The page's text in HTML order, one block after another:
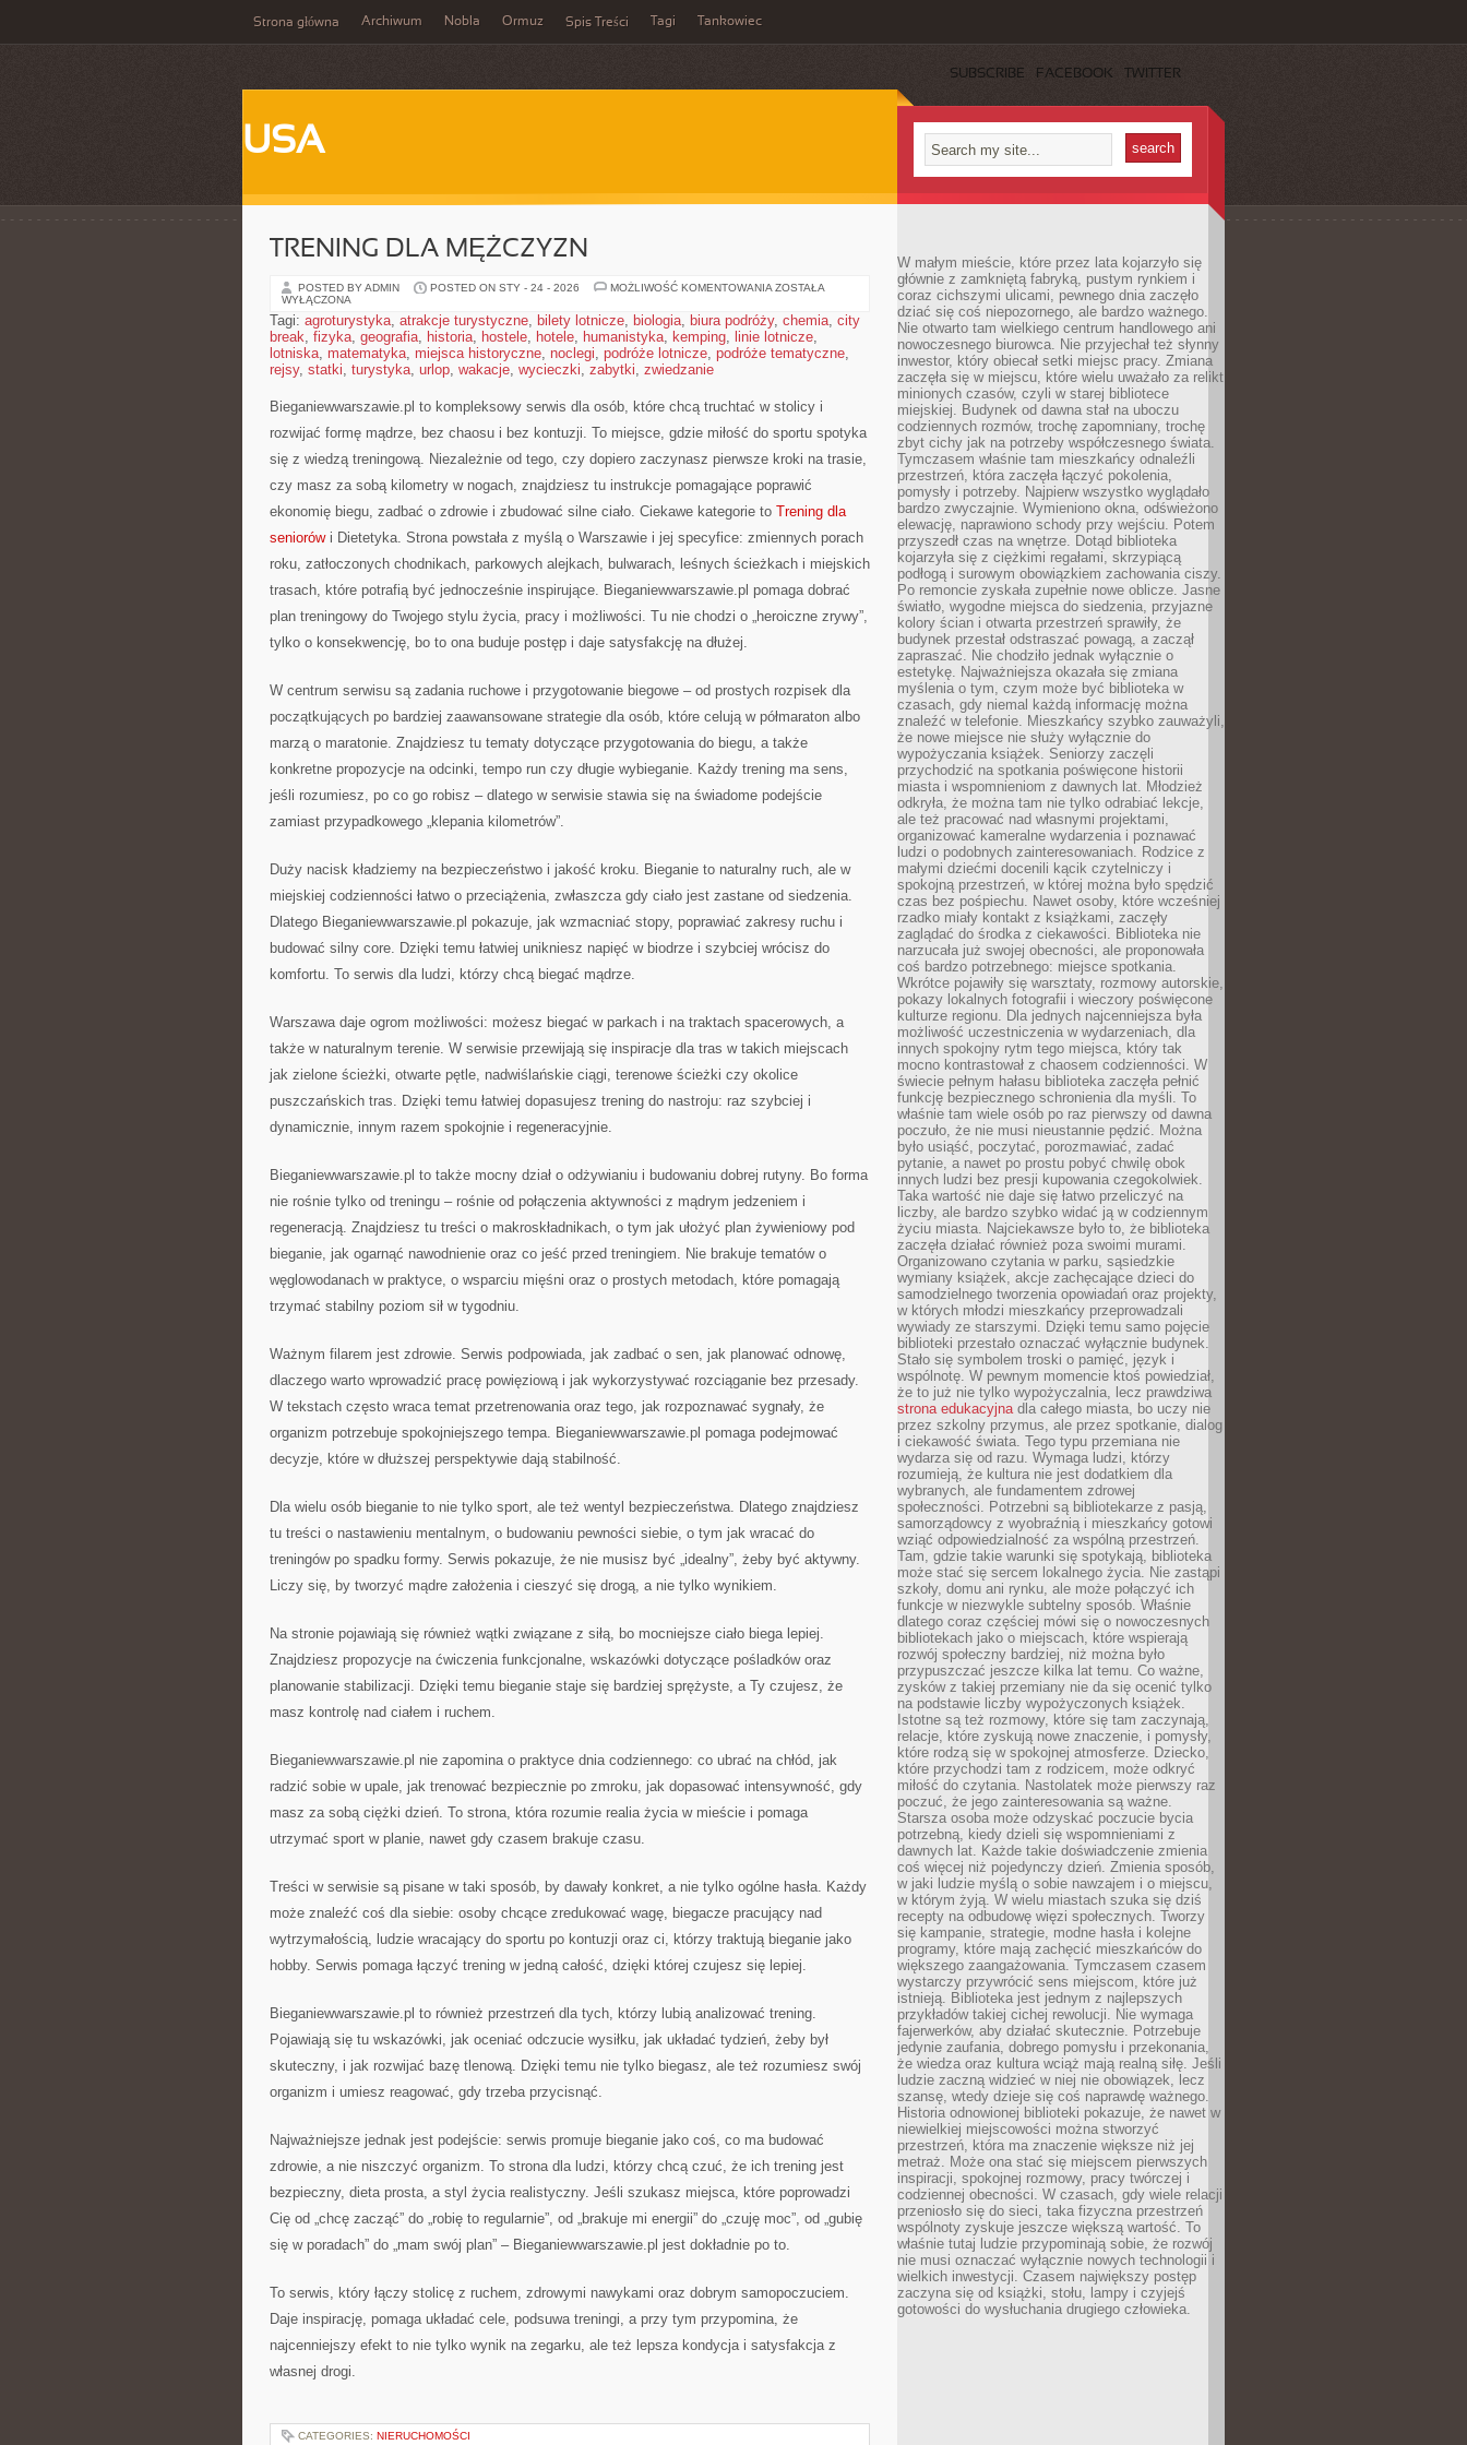
Strona główna Archiwum Nobla Ormuz Spis Treści Tagi Tankowiec
SUBSCRIBE FACEBOOK TWITTER
USA
TRENING DLA MĘŻCZYZN
POSTED BY ADMIN POSTED ON STY - 24 - 2026 MOŻLIWOŚĆ KOMENTOWANIA TRENING
ZOSTAŁA
WYŁĄCZONA
Tagi: agroturystyka, atrakcje turystyczne, bilety lotnicze, biologia, biura podróży, chemia, city
break, fizyka, geografia, historia, hostele, hotele, humanistyka, kemping, linie lotnicze,
lotniska, matematyka, miejsca historyczne, noclegi, podróże lotnicze, podróże tematyczne,
rejsy, statki, turystyka, urlop, wakacje, wycieczki, zabytki, zwiedzanie
Bieganiewwarszawie.pl to kompleksowy serwis dla osób, które chcą truchtać w stolicy i
rozwijać formę mądrze, bez chaosu i bez kontuzji. To miejsce, gdzie miłość do sportu spotyka
się z wiedzą treningową. Niezależnie od tego, czy dopiero zaczynasz pierwsze kroki na trasie,
czy masz za sobą kilometry w nogach, znajdziesz tu instrukcje pomagające poprawić
ekonomię biegu, zadbać o zdrowie i zbudować silne ciało. Ciekawe kategorie to Trening dla
seniorówi Dietetyka. Strona powstała z myślą o Warszawie i jej specyfice: zmiennych porach
roku, zatłoczonych chodnikach, parkowych alejkach, bulwarach, leśnych ścieżkach i miejskich
trasach, które potrafią być jednocześnie inspirujące. Bieganiewwarszawie.pl pomaga dobrać
plan treningowy do Twojego stylu życia, pracy i możliwości. Tu nie chodzi o „heroiczne zrywy”,
tylko o konsekwencję, bo to ona buduje postęp i daje satysfakcję na dłużej.
W centrum serwisu są zadania ruchowe i przygotowanie biegowe – od prostych rozpisek dla
początkujących po bardziej zaawansowane strategie dla osób, które celują w półmaraton albo
marzą o maratonie. Znajdziesz tu tematy dotyczące przygotowania do biegu, a także
konkretne propozycje na odcinki, tempo run czy długie wybieganie. Każdy trening ma sens,
jeśli rozumiesz, po co go robisz – dlatego w serwisie stawia się na świadome podejście
zamiast przypadkowego „klepania kilometrów”.
Duży nacisk kładziemy na bezpieczeństwo i jakość kroku. Bieganie to naturalny ruch, ale w
miejskiej codzienności łatwo o przeciążenia, zwłaszcza gdy ciało jest zastane od siedzenia.
Dlatego Bieganiewwarszawie.pl pokazuje, jak wzmacniać stopy, poprawiać zakresy ruchu i
budować silny core. Dzięki temu łatwiej unikniesz napięć w biodrze i szybciej wrócisz do
komfortu. To serwis dla ludzi, którzy chcą biegać mądrze.
Warszawa daje ogrom możliwości: możesz biegać w parkach i na traktach spacerowych, a
także w naturalnym terenie. W serwisie przewijają się inspiracje dla tras w takich miejscach
jak zielone ścieżki, otwarte pętle, nadwiślańskie ciągi, terenowe ścieżki czy okolice
puszczańskich tras. Dzięki temu łatwiej dopasujesz trening do nastroju: raz szybciej i
dynamicznie, innym razem spokojnie i regeneracyjnie.
Bieganiewwarszawie.pl to także mocny dział o odżywianiu i budowaniu dobrej rutyny. Bo forma
nie rośnie tylko od treningu – rośnie od połączenia aktywności z mądrym jedzeniem i
regeneracją. Znajdziesz tu treści o makroskładnikach, o tym jak ułożyć plan żywieniowy pod
bieganie, jak ogarnąć nawodnienie oraz co jeść przed treningiem. Nie brakuje tematów o
węglowodanach w praktyce, o wsparciu mięśni oraz o prostych metodach, które pomagają
trzymać stabilny poziom sił w tygodniu.
Ważnym filarem jest zdrowie. Serwis podpowiada, jak zadbać o sen, jak planować odnowę,
dlaczego warto wprowadzić pracę powięziową i jak wykorzystywać rozciąganie bez przesady.
W tekstach często wraca temat przetrenowania oraz tego, jak rozpoznawać sygnały, że
organizm potrzebuje spokojniejszego tempa. Bieganiewwarszawie.pl pomaga podejmować
decyzje, które w dłuższej perspektywie dają stabilność.
Dla wielu osób bieganie to nie tylko sport, ale też wentyl bezpieczeństwa. Dlatego znajdziesz
tu treści o nastawieniu mentalnym, o budowaniu pewności siebie, o tym jak wracać do
treningów po spadku formy. Serwis pokazuje, że nie musisz być „idealny”, żeby być aktywny.
Liczy się, by tworzyć mądre założenia i cieszyć się drogą, a nie tylko wynikiem.
Na stronie pojawiają się również wątki związane z siłą, bo mocniejsze ciało biega lepiej.
Znajdziesz propozycje na ćwiczenia funkcjonalne, wskazówki dotyczące pośladków oraz
planowanie stabilizacji. Dzięki temu bieganie staje się bardziej sprężyste, a Ty czujesz, że
masz kontrolę nad ciałem i ruchem.
Bieganiewwarszawie.pl nie zapomina o praktyce dnia codziennego: co ubrać na chłód, jak
radzić sobie w upale, jak trenować bezpiecznie po zmroku, jak dopasować intensywność, gdy
masz za sobą ciężki dzień. To strona, która rozumie realia życia w mieście i pomaga
utrzymać sport w planie, nawet gdy czasem brakuje czasu.
Treści w serwisie są pisane w taki sposób, by dawały konkret, a nie tylko ogólne hasła. Każdy
może znaleźć coś dla siebie: osoby chcące zredukować wagę, biegacze pracujący nad
wytrzymałością, ludzie wracający do sportu po kontuzji oraz ci, którzy traktują bieganie jako
hobby. Serwis pomaga łączyć trening w jedną całość, dzięki której czujesz się lepiej.
Bieganiewwarszawie.pl to również przestrzeń dla tych, którzy lubią analizować trening.
Pojawiają się tu wskazówki, jak oceniać odczucie wysiłku, jak układać tydzień, żeby był
skuteczny, i jak rozwijać bazę tlenową. Dzięki temu nie tylko biegasz, ale też rozumiesz swój
organizm i umiesz reagować, gdy trzeba przycisnąć.
Najważniejsze jednak jest podejście: serwis promuje bieganie jako coś, co ma budować
zdrowie, a nie niszczyć organizm. To strona dla ludzi, którzy chcą czuć, że ich trening jest
bezpieczny, dieta prosta, a styl życia realistyczny. Jeśli szukasz miejsca, które poprowadzi
Cię od „chcę zacząć” do „robię to regularnie”, od „brakuje mi energii” do „czuję moc”, od „gubię
się w poradach” do „mam swój plan” – Bieganiewwarszawie.pl jest dokładnie po to.
To serwis, który łączy stolicę z ruchem, zdrowymi nawykami oraz dobrym samopoczuciem.
Daje inspirację, pomaga układać cele, podsuwa treningi, a przy tym przypomina, że
najcenniejszy efekt to nie tylko wynik na zegarku, ale też lepsza kondycja i satysfakcja z
własnej drogi.
CATEGORIES: NIERUCHOMOŚCI
W małym mieście, które przez lata kojarzyło się
głównie z zamkniętą fabryką, pustym rynkiem i
coraz cichszymi ulicami, pewnego dnia zaczęło
dziać się coś niepozornego, ale bardzo ważnego.
Nie otwarto tam wielkiego centrum handlowego ani
nowoczesnego biurowca. Nie przyjechał też słynny
inwestor, który obiecał setki miejsc pracy. Zmiana
zaczęła się w miejscu, które wielu uważało za relikt
minionych czasów, czyli w starej bibliotece
miejskiej. Budynek od dawna stał na uboczu
codziennych rozmów, trochę zapomniany, trochę
zbyt cichy jak na potrzeby współczesnego świata.
Tymczasem właśnie tam mieszkańcy odnaleźli
przestrzeń, która zaczęła łączyć pokolenia,
pomysły i potrzeby. Najpierw wszystko wyglądało
bardzo zwyczajnie. Wymieniono okna, odświeżono
elewację, naprawiono schody przy wejściu. Potem
przyszedł czas na wnętrze. Dotąd biblioteka
kojarzyła się z ciężkimi regałami, skrzypiącą
podłogą i surowym obowiązkiem zachowania ciszy.
Po remoncie zyskała zupełnie nowe oblicze. Jasne
światło, wygodne miejsca do siedzenia, przyjazne
kolory ścian i otwarta przestrzeń sprawiły, że
budynek przestał odstraszać powagą, a zaczął
zapraszać. Nie chodziło jednak wyłącznie o
estetykę. Najważniejsza okazała się zmiana
myślenia o tym, czym może być biblioteka w
czasach, gdy niemal każdą informację można
znaleźć w telefonie. Mieszkańcy szybko zauważyli,
że nowe miejsce nie służy wyłącznie do
wypożyczania książek. Seniorzy zaczęli
przychodzić na spotkania poświęcone historii
miasta i wspomnieniom z dawnych lat. Młodzież
odkryła, że można tam nie tylko odrabiać lekcje,
ale też pracować nad własnymi projektami,
organizować kameralne wydarzenia i poznawać
ludzi o podobnych zainteresowaniach. Rodzice z
małymi dziećmi docenili kącik czytelniczy i
spokojną przestrzeń, w której można było spędzić
czas bez pośpiechu. Nawet osoby, które wcześniej
rzadko miały kontakt z książkami, zaczęły
zaglądać do środka z ciekawości. Biblioteka nie
narzucała już swojej obecności, ale proponowała
coś bardzo potrzebnego: miejsce spotkania.
Wkrótce pojawiły się warsztaty, rozmowy autorskie,
pokazy lokalnych fotografii i wieczory poświęcone
kulturze regionu. Dla jednych najcenniejsza była
możliwość uczestniczenia w wydarzeniach, dla
innych spokojny rytm tego miejsca, który tak
mocno kontrastował z chaosem codzienności. W
świecie pełnym hałasu biblioteka zaczęła pełnić
funkcję bezpiecznego schronienia dla myśli. To
właśnie tam wiele osób po raz pierwszy od dawna
poczuło, że nie musi nieustannie pędzić. Można
było usiąść, poczytać, porozmawiać, zadać
pytanie, a nawet po prostu pobyć chwilę obok
innych ludzi bez presji kupowania czegokolwiek.
Taka wartość nie daje się łatwo przeliczyć na
liczby, ale bardzo szybko widać ją w codziennym
życiu miasta. Najciekawsze było to, że biblioteka
zaczęła działać również poza swoimi murami.
Organizowano czytania w parku, sąsiedzkie
wymiany książek, akcje zachęcające dzieci do
samodzielnego tworzenia opowiadań oraz projekty,
w których młodzi mieszkańcy przeprowadzali
wywiady ze starszymi. Dzięki temu samo pojęcie
biblioteki przestało oznaczać wyłącznie budynek.
Stało się symbolem troski o pamięć, język i
wspólnotę. W pewnym momencie ktoś powiedział,
że to już nie tylko wypożyczalnia, lecz prawdziwa
strona edukacyjnadla całego miasta, bo uczy nie
przez szkolny przymus, ale przez spotkanie, dialog
i ciekawość świata. Tego typu przemiana nie
wydarza się od razu. Wymaga ludzi, którzy
rozumieją, że kultura nie jest dodatkiem dla
wybranych, ale fundamentem zdrowej
społeczności. Potrzebni są bibliotekarze z pasją,
samorządowcy z wyobraźnią i mieszkańcy gotowi
wziąć odpowiedzialność za wspólną przestrzeń.
Tam, gdzie takie warunki się spotykają, biblioteka
może stać się sercem lokalnego życia. Nie zastąpi
szkoły, domu ani rynku, ale może połączyć ich
funkcje w niezwykle subtelny sposób. Właśnie
dlatego coraz częściej mówi się o nowoczesnych
bibliotekach jako o miejscach, które wspierają
rozwój społeczny bardziej, niż można było
przypuszczać jeszcze kilka lat temu. Co ważne,
zysków z takiej przemiany nie da się ocenić tylko
na podstawie liczby wypożyczonych książek.
Istotne są też rozmowy, które się tam zaczynają,
relacje, które zyskują nowe znaczenie, i pomysły,
które rodzą się w spokojnej atmosferze. Dziecko,
które przychodzi tam z rodzicem, może odkryć
miłość do czytania. Nastolatek może pierwszy raz
poczuć, że jego zainteresowania są ważne.
Starsza osoba może odzyskać poczucie bycia
potrzebną, kiedy dzieli się wspomnieniami z
dawnych lat. Każde takie doświadczenie zmienia
coś więcej niż pojedynczy dzień. Zmienia sposób,
w jaki ludzie myślą o sobie nawzajem i o miejscu,
w którym żyją. W wielu miastach szuka się dziś
recepty na odbudowę więzi społecznych. Tworzy
się kampanie, strategie, modne hasła i kolejne
programy, które mają zachęcić mieszkańców do
większego zaangażowania. Tymczasem czasem
wystarczy przywrócić sens miejscom, które już
istnieją. Biblioteka jest jednym z najlepszych
przykładów takiej cichej rewolucji. Nie wymaga
fajerwerków, aby działać skutecznie. Potrzebuje
jedynie zaufania, dobrego pomysłu i przekonania,
że wiedza oraz kultura wciąż mają realną siłę. Jeśli
ludzie zaczną widzieć w niej nie obowiązek, lecz
szansę, wtedy dzieje się coś naprawdę ważnego.
Historia odnowionej biblioteki pokazuje, że nawet w
niewielkiej miejscowości można stworzyć
przestrzeń, która ma znaczenie większe niż jej
metraż. Może ona stać się miejscem pierwszych
inspiracji, spokojnej rozmowy, pracy twórczej i
codziennej obecności. W czasach, gdy wiele relacji
przeniosło się do sieci, taka fizyczna przestrzeń
wspólnoty zyskuje jeszcze większą wartość. To
właśnie tutaj ludzie przypominają sobie, że rozwój
nie musi oznaczać wyłącznie nowych technologii i
wielkich inwestycji. Czasem największy postęp
zaczyna się od książki, stołu, lampy i czyjejś
gotowości do wysłuchania drugiego człowieka.